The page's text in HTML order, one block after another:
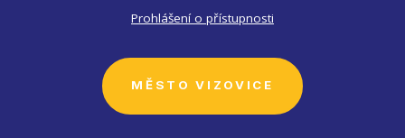
Prohlášení o přístupnosti
MĚSTO VIZOVICE